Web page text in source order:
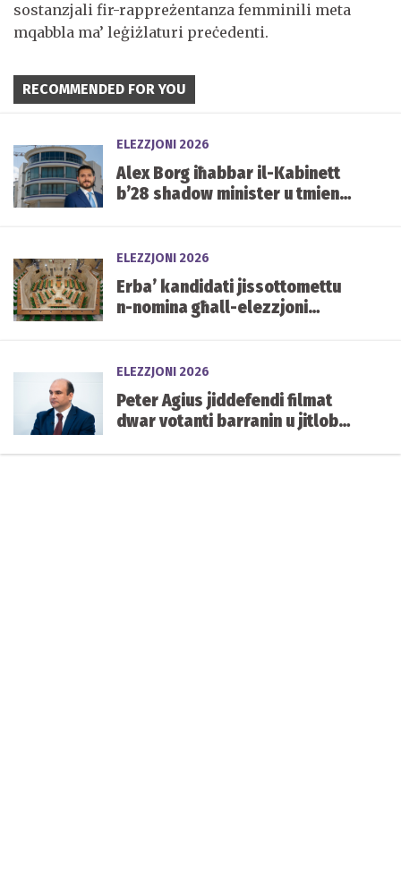
sostanzjali fir-rappreżentanza femminili meta
mqabbla ma’ leġiżlaturi preċedenti.
RECOMMENDED FOR YOU
ELEZZJONI 2026
Alex Borg iħabbar il-Kabinett
b’28 shadow minister u tmien
ELEZZJONI 2026
Erba’ kandidati jissottomettu
n-nomina għall-elezzjoni
ELEZZJONI 2026
Peter Agius jiddefendi filmat
dwar votanti barranin u jitlob